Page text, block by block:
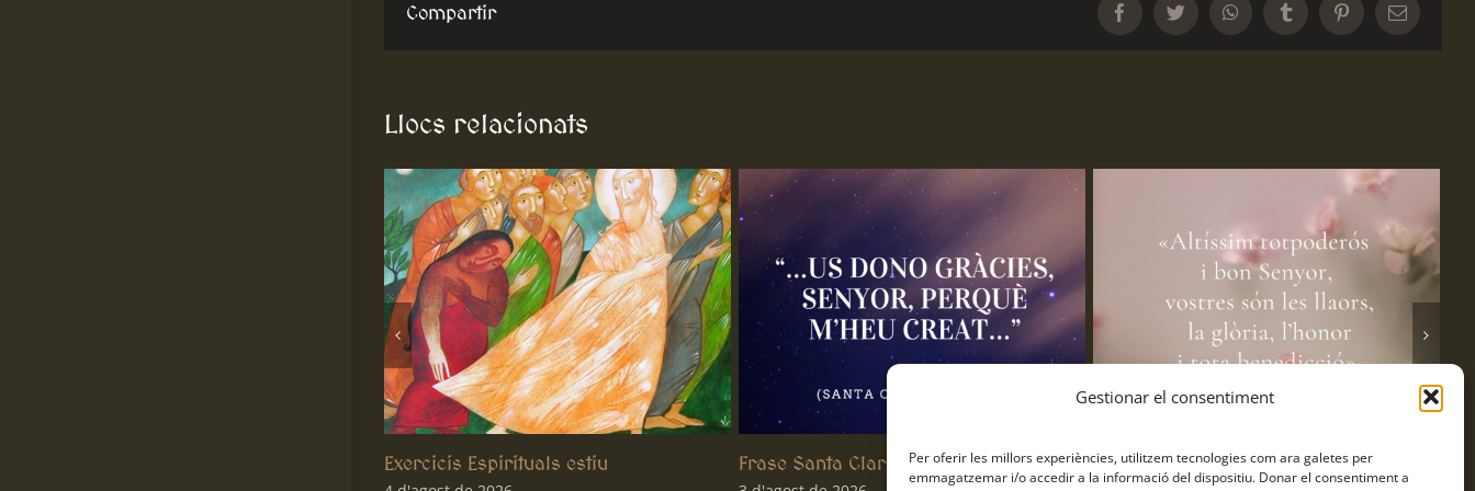
Gestionar el consentiment
Per oferir les millors experiències, utilitzem tecnologies com ara galetes per
emmagatzemar i/o accedir a la informació del dispositiu. Donar el consentiment a
Compartir FacebookTwitterWhatsAppTumblrPinterestEmail:
Llocs relacionats
Frase Santa Clara Frase Sant Francesc
Pregària contemplativa amb cants de